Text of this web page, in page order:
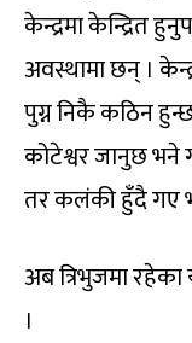
केन्द्रमा केन्द्रित
अवस्थामा छन् ।
पुग्न निकै कठिन
कोटेश्वर जानुछ भने
तर कलंकी हुँदै गए
अब त्रिभुजमा रहेका
।